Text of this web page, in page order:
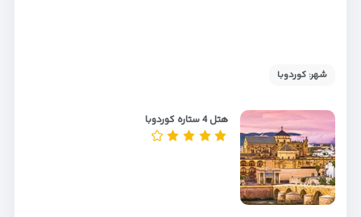
شهر: کوردوبا
هتل 4 ستاره کوردوبا